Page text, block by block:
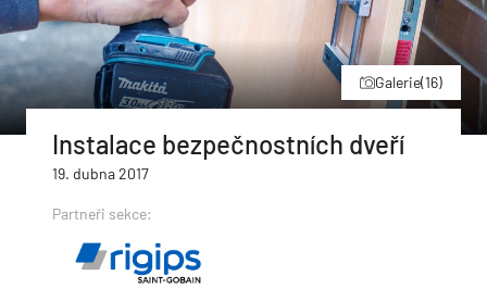
Galerie(16)
Instalace bezpečnostních dveří
19. dubna 2017
Partneři sekce: